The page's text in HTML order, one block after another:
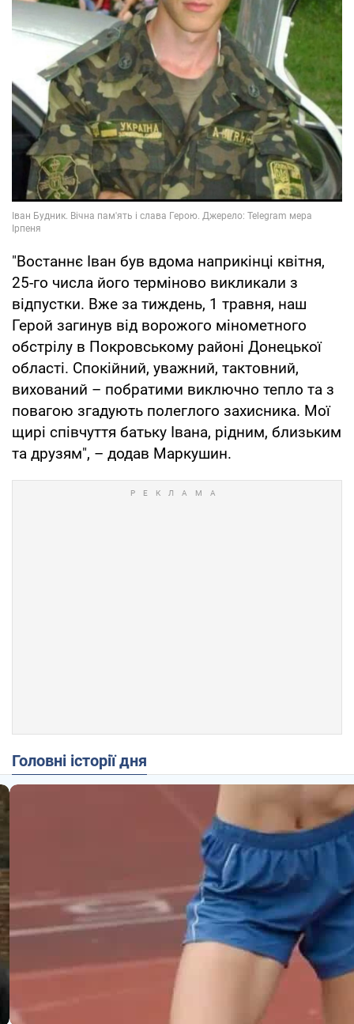
"Востаннє Іван був вдома наприкінці квітня,
25-го числа його терміново викликали з
відпустки. Вже за тиждень, 1 травня, наш
Герой загинув від ворожого мінометного
обстрілу в Покровському районі Донецької
області. Спокійний, уважний, тактовний,
вихований – побратими виключно тепло та з
повагою згадують полеглого захисника. Мої
щирі співчуття батьку Івана, рідним, близьким
та друзям", – додав Маркушин.
Головні історії дня